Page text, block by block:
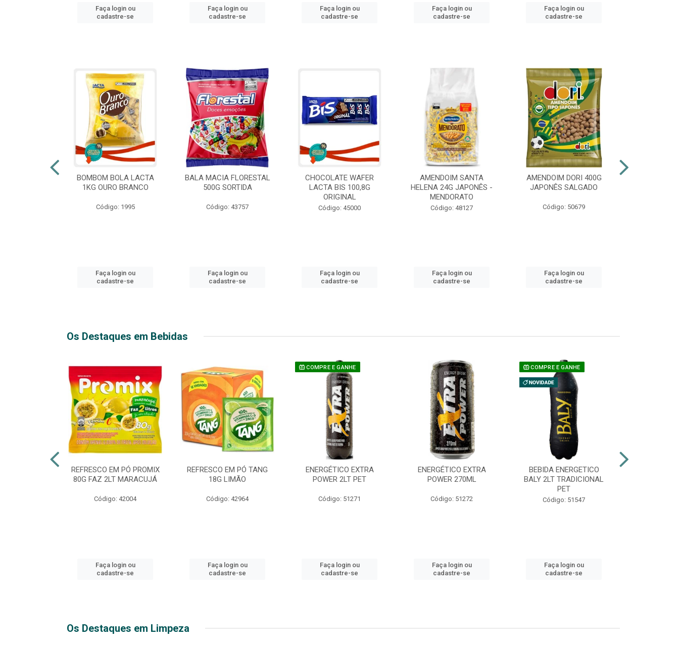
Faça login ou
cadastre-se
Faça login ou
cadastre-se
Faça login ou
cadastre-se
Faça login ou
cadastre-se
Faça login ou
cadastre-se
BOMBOM BOLA LACTA
1KG OURO BRANCO
Código: 1995
Faça login ou
cadastre-se
BALA MACIA FLORESTAL
500G SORTIDA
Código: 43757
Faça login ou
cadastre-se
CHOCOLATE WAFER
LACTA BIS 100,8G
ORIGINAL
Código: 45000
Faça login ou
cadastre-se
AMENDOIM SANTA
HELENA 24G JAPONÊS -
MENDORATO
Código: 48127
Faça login ou
cadastre-se
AMENDOIM DORI 400G
JAPONÊS SALGADO
Código: 50679
Faça login ou
cadastre-se
Os Destaques em Bebidas
REFRESCO EM PÓ PROMIX
80G FAZ 2LT MARACUJÁ
Código: 42004
Faça login ou
cadastre-se
REFRESCO EM PÓ TANG
18G LIMÃO
Código: 42964
Faça login ou
cadastre-se
COMPRE E GANHE
ENERGÉTICO EXTRA
POWER 2LT PET
Código: 51271
Faça login ou
cadastre-se
ENERGÉTICO EXTRA
POWER 270ML
Código: 51272
Faça login ou
cadastre-se
COMPRE E GANHE
BEBIDA ENERGETICO
BALY 2LT TRADICIONAL
PET
Código: 51547
Faça login ou
cadastre-se
Os Destaques em Limpeza